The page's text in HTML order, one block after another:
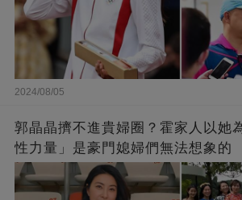
2024/08/05
郭晶晶擠不進貴婦圈？霍家人以她
性力量」是豪門媳婦們無法想象的